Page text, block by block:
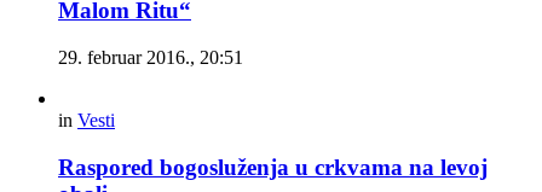
Malom Ritu“
29. februar 2016., 20:51
in Vesti
Raspored bogosluženja u crkvama na levoj